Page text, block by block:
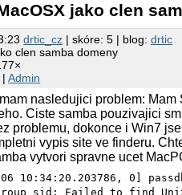
jako clen
drtic_cz | skóre: 5 | blog:drtic
clen samba domeny
|Admin
nasledujici problem:
Ciste samba pouzivajici
problemu, dokonce i Win7
vypis site ve finderu.
vytvori spravne ucet
10:34:20.203786, 0]
Failed to find